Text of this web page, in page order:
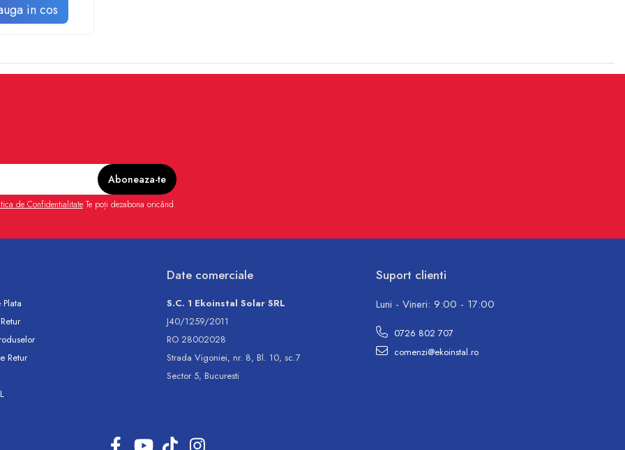
in cos
de Confidentialitate Te poți dezabona oricând.
Retur
Date comerciale
S.C. 1 Ekoinstal Solar SRL
J40/1259/2011
RO 28002028
Strada Vigoniei, nr. 8, Bl. 10, sc.7
Sector 5, Bucuresti
Suport clienti
Luni - Vineri: 9:00 - 17:00
0726 802 707
comenzi@ekoinstal.ro